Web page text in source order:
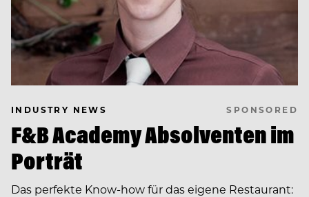
INDUSTRY NEWS SPONSORED
F&B Academy Absolventen im
Porträt
Das perfekte Know-how für das eigene Restaurant: